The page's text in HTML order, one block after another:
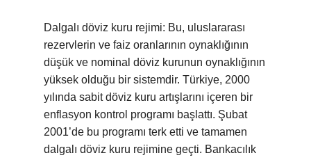
Dalgalı döviz kuru rejimi: Bu, uluslararası
rezervlerin ve faiz oranlarının oynaklığının
düşük ve nominal döviz kurunun oynaklığının
yüksek olduğu bir sistemdir. Türkiye, 2000
yılında sabit döviz kuru artışlarını içeren bir
enflasyon kontrol programı başlattı. Şubat
2001’de bu programı terk etti ve tamamen
dalgalı döviz kuru rejimine geçti. Bankacılık